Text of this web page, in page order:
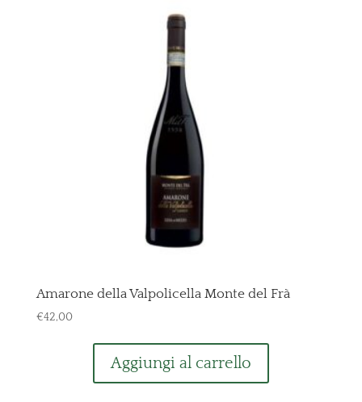
Amarone della Valpolicella Monte del Frà
€42,00
Aggiungi al carrello